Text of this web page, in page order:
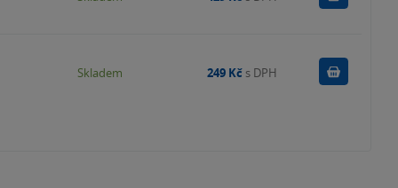
Skladem 249 Kč s DPH